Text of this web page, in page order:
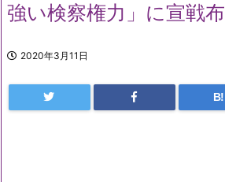
強い検察権力」に宣戦
2020年3月11日
B!